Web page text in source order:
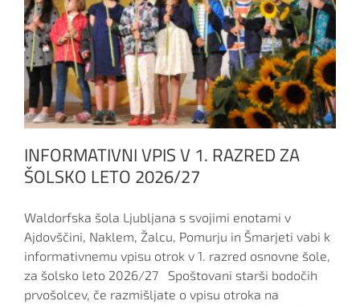
INFORMATIVNI VPIS V 1. RAZRED ZA
ŠOLSKO LETO 2026/27
Waldorfska šola Ljubljana s svojimi enotami v
Ajdovščini, Naklem, Žalcu, Pomurju in Šmarjeti vabi k
informativnemu vpisu otrok v 1. razred osnovne šole,
za šolsko leto 2026/27 Spoštovani starši bodočih
prvošolcev, če razmišljate o vpisu otroka na